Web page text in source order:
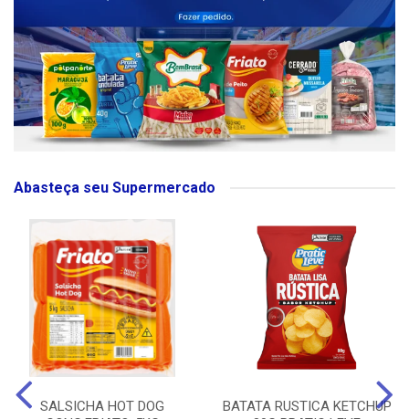
Abasteça seu Supermercado
SALSICHA HOT DOG
BATATA RUSTICA KETCHUP